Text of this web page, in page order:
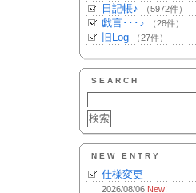
日記帳♪ （5972件）
戯言･･･♪ （28件）
旧Log （27件）
SEARCH
NEW ENTRY
仕様変更
2026/08/06 New!